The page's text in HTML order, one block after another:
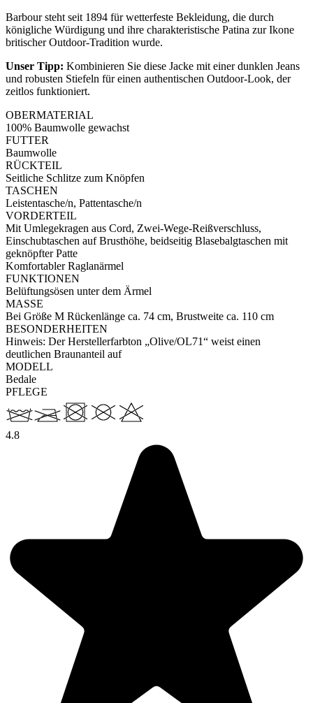
Barbour steht seit 1894 für wetterfeste Bekleidung, die durch
königliche Würdigung und ihre charakteristische Patina zur Ikone
britischer Outdoor-Tradition wurde.
Unser Tipp: Kombinieren Sie diese Jacke mit einer dunklen Jeans
und robusten Stiefeln für einen authentischen Outdoor-Look, der
zeitlos funktioniert.
OBERMATERIAL
100% Baumwolle gewachst
FUTTER
Baumwolle
RÜCKTEIL
Seitliche Schlitze zum Knöpfen
TASCHEN
Leistentasche/n, Pattentasche/n
VORDERTEIL
Mit Umlegekragen aus Cord, Zwei-Wege-Reißverschluss,
Einschubtaschen auf Brusthöhe, beidseitig Blasebalgtaschen mit
geknöpfter Patte
Komfortabler Raglanärmel
FUNKTIONEN
Belüftungsösen unter dem Ärmel
MASSE
Bei Größe M Rückenlänge ca. 74 cm, Brustweite ca. 110 cm
BESONDERHEITEN
Hinweis: Der Herstellerfarbton „Olive/OL71“ weist einen
deutlichen Braunanteil auf
MODELL
Bedale
PFLEGE
4.8